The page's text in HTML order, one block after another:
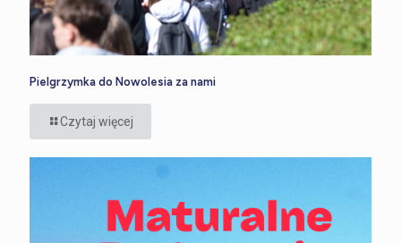
Pielgrzymka do Nowolesia za nami
Czytaj więcej